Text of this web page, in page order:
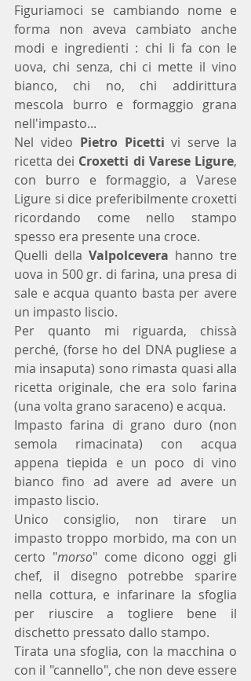
Figuriamoci se cambiando nome e
forma non aveva cambiato anche
modi e ingredienti : chi li fa con le
uova, chi senza, chi ci mette il vino
bianco, chi no, chi addirittura
mescola burro e formaggio grana
nell'impasto...
Nel video Pietro Picetti vi serve la
ricetta dei Croxetti di Varese Ligure,
con burro e formaggio, a Varese
Ligure si dice preferibilmente croxetti
ricordando come nello stampo
spesso era presente una croce.
Quelli della Valpolcevera hanno tre
uova in 500 gr. di farina, una presa di
sale e acqua quanto basta per avere
un impasto liscio.
Per quanto mi riguarda, chissà
perché, (forse ho del DNA pugliese a
mia insaputa) sono rimasta quasi alla
ricetta originale, che era solo farina
(una volta grano saraceno) e acqua.
Impasto farina di grano duro (non
semola rimacinata) con acqua
appena tiepida e un poco di vino
bianco fino ad avere ad avere un
impasto liscio.
Unico consiglio, non tirare un
impasto troppo morbido, ma con un
certo "morso" come dicono oggi gli
chef, il disegno potrebbe sparire
nella cottura, e infarinare la sfoglia
per riuscire a togliere bene il
dischetto pressato dallo stampo.
Tirata una sfoglia, con la macchina o
con il "cannello", che non deve essere